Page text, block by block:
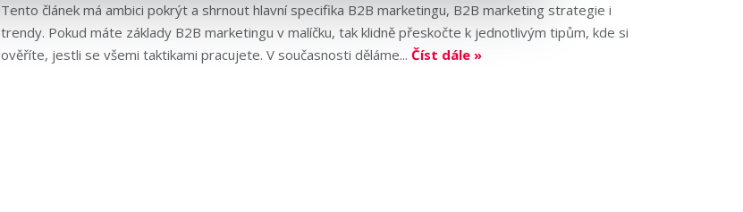
Tento článek má ambici pokrýt a shrnout hlavní specifika B2B marketingu, B2B marketing strategie i
trendy. Pokud máte základy B2B marketingu v malíčku, tak klidně přeskočte k jednotlivým tipům, kde si
ověříte, jestli se všemi taktikami pracujete. V současnosti děláme... Číst dále »